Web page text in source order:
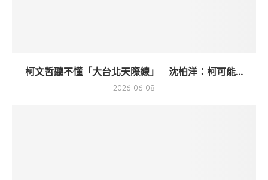
柯文哲聽不懂「大台北天際線」 沈柏洋：柯可能...
2026-06-08